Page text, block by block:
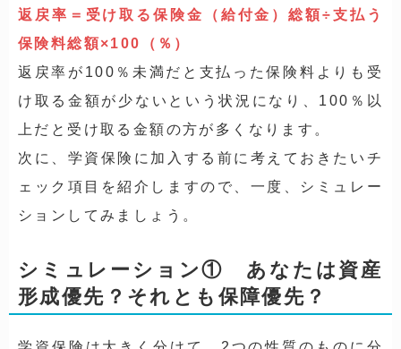
返戻率＝受け取る保険金（給付金）総額÷支払う
保険料総額×100（％）
返戻率が100％未満だと支払った保険料よりも受
け取る金額が少ないという状況になり、100％以
上だと受け取る金額の方が多くなります。
次に、学資保険に加入する前に考えておきたいチ
ェック項目を紹介しますので、一度、シミュレー
ションしてみましょう。
シミュレーション① あなたは資産
形成優先？それとも保障優先？